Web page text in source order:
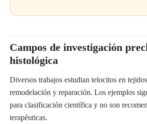
Campos de investigación
histológica
Diversos trabajos estudian telocitos en
remodelación y reparación. Los ejemplos
para clasificación científica y no son
terapéuticas.